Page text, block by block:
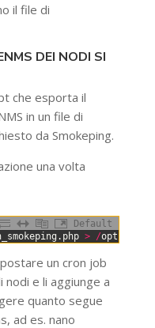
il file di
DEI NODI SI
che esporta il
in un file di
da Smokeping.
una volta
Default
. php > /opt
un cron job
e li aggiunge a
quanto segue
ad es. nano